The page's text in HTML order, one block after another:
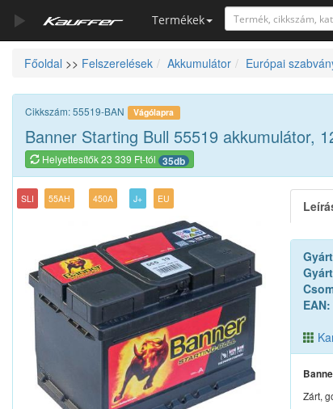
Termékek
Szerszámkatalógus
Kosár
Alkatrészek
Főoldal >> Felszerelések Akkumulátor Európai
Cikkszám: 55519-BAN Vágólapra
Banner Starting Bull 55519 akkumulátor,
Helyettesítők 23 339 Ft-tól 35db
SLI 55AH 450A J+ EU
EAN:
Zárt,